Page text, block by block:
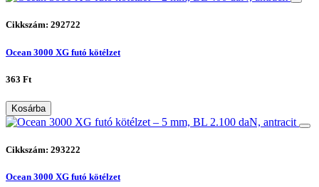
Cikkszám: 292722
Ocean 3000 XG futó kötélzet
363 Ft
Kosárba
Cikkszám: 293222
Ocean 3000 XG futó kötélzet